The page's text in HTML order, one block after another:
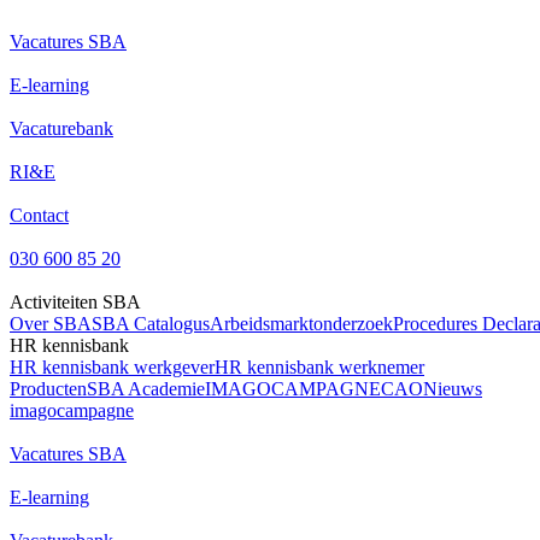
Vacatures SBA
E-learning
Vacaturebank
RI&E
Contact
030 600 85 20
Activiteiten SBA
Over SBASBA CatalogusArbeidsmarktonderzoekProcedures
HR kennisbank
HR kennisbank werkgeverHR kennisbank werknemer
ProductenSBA AcademieIMAGOCAMPAGNECAONieuws
imagocampagne
Vacatures SBA
E-learning